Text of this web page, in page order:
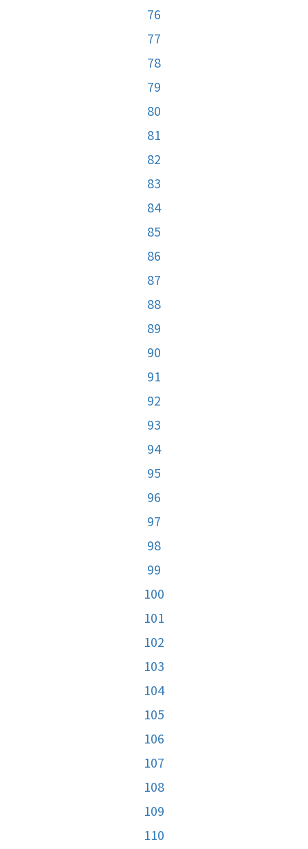
76
77
78
79
80
81
82
83
84
85
86
87
88
89
90
91
92
93
94
95
96
97
98
99
100
101
102
103
104
105
106
107
108
109
110